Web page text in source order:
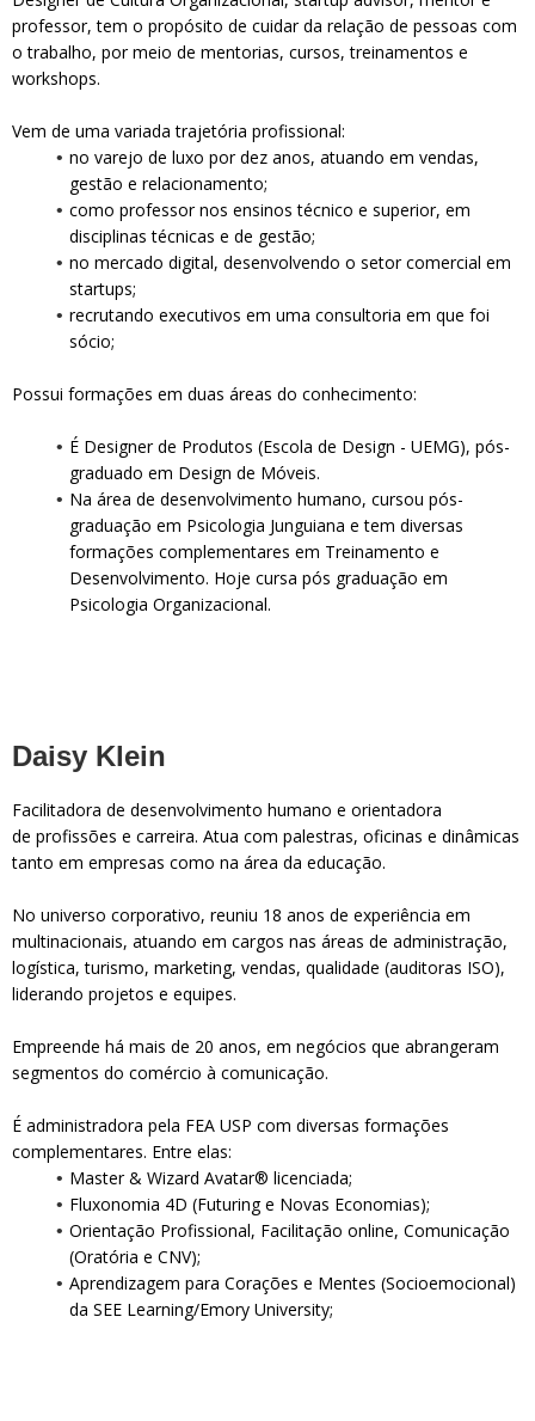
professor, tem o propósito de cuidar da relação de pessoas com
o trabalho, por meio de mentorias, cursos, treinamentos e
workshops.
Vem de uma variada trajetória profissional:
no varejo de luxo por dez anos, atuando em vendas,
gestão e relacionamento;
como professor nos ensinos técnico e superior, em
disciplinas técnicas e de gestão;
no mercado digital, desenvolvendo o setor comercial em
startups;
recrutando executivos em uma consultoria em que foi
sócio;
Possui formações em duas áreas do conhecimento:
É Designer de Produtos (Escola de Design - UEMG), pós-
graduado em Design de Móveis.
Na área de desenvolvimento humano, cursou pós-
graduação em Psicologia Junguiana e tem diversas
formações complementares em Treinamento e
Desenvolvimento. Hoje cursa pós graduação em
Psicologia Organizacional.
Daisy Klein
Facilitadora de desenvolvimento humano e orientadora
de profissões e carreira. Atua com palestras, oficinas e dinâmicas
tanto em empresas como na área da educação.
No universo corporativo, reuniu 18 anos de experiência em
multinacionais, atuando em cargos nas áreas de administração,
logística, turismo, marketing, vendas, qualidade (auditoras ISO),
liderando projetos e equipes.
Empreende há mais de 20 anos, em negócios que abrangeram
segmentos do comércio à comunicação.
É administradora pela FEA USP com diversas formações
complementares. Entre elas:
Master & Wizard Avatar® licenciada;
Fluxonomia 4D (Futuring e Novas Economias);
Orientação Profissional, Facilitação online, Comunicação
(Oratória e CNV);
Aprendizagem para Corações e Mentes (Socioemocional)
da SEE Learning/Emory University;